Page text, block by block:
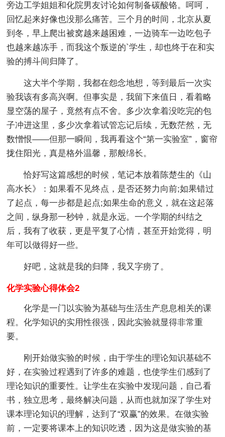
旁边工学姐姐和化院男友讨论如何制备碳酸铬。呵呵，
回忆起来好像也没那么痛苦。三个月的时间，北京从夏
到冬，早上爬出被窝越来越困难，一边骑车一边吃包子
也越来越冻手，而我这个叛逆的`学生，却也终于在和实
验的搏斗间归降了。
这大半个学期，我都在怨念地想，等到最后一次实
验我该有多高兴啊。但事实是，我留下来值日，看着略
显空荡的屋子，竟然有点不舍。多少次拿着没吃完的包
子冲进这里，多少次拿着试管忘记后续，无数茫然，无
数憎恨——但那一瞬间，我再看这个“第一实验室”，窗帘
拢住阳光，真是格外温馨，那般绵长。
恰好写这篇感想的时候，笔记本放着陈楚生的《山
高水长》：如果看不见终点，是否还努力向前;如果错过
了起点，每一步都是起点;如果生命的意义，就在这起落
之间，纵身那一秒钟，就是永远。一个学期的纠结之
后，我有了收获，更是平复了心情，甚至开始觉得，明
年可以做得好一些。
好吧，这就是我的归降，我又字痨了。
化学实验心得体会2
化学是一门以实验为基础与生活生产息息相关的课
程。化学知识的实用性很强，因此实验就显得非常重
要。
刚开始做实验的时候，由于学生的理论知识基础不
好，在实验过程遇到了许多的难题，也使学生们感到了
理论知识的重要性。让学生在实验中发现问题，自己看
书，独立思考，最终解决问题，从而也就加深了学生对
课本理论知识的理解，达到了“双赢”的效果。在做实验
前，一定要将课本上的知识吃透，因为这是做实验的基